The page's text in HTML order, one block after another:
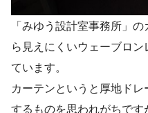
「みゆう設計室事務所」
ら見えにくいウェーブロ
ています。
カーテンというと厚地ド
するものを思われがちで